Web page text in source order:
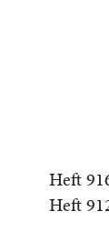
Heft
Heft